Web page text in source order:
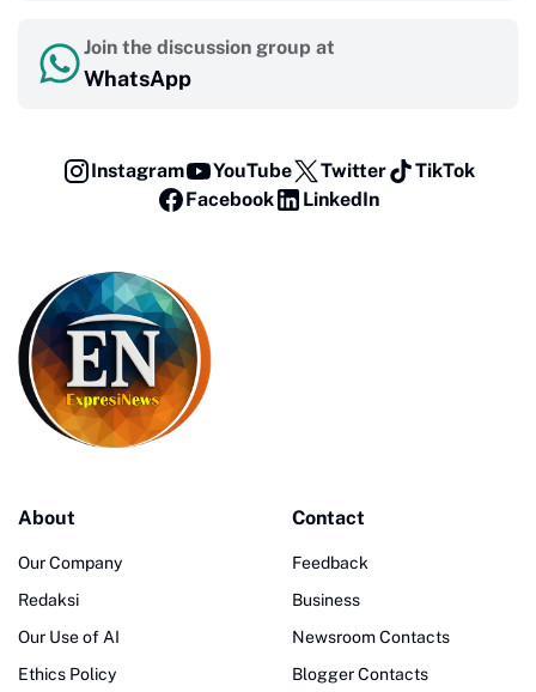
Join the discussion group at
WhatsApp
Instagram YouTube Twitter
TikTok
Facebook
LinkedIn
About
Our Company
Redaksi
Our Use of AI
Ethics Policy
Contact
Feedback
Business
Newsroom Contacts
Blogger Contacts